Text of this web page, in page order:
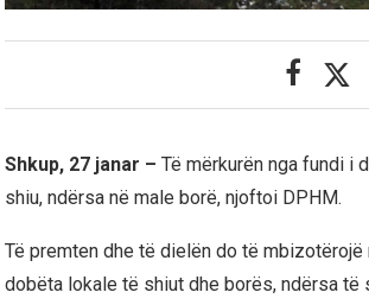
Shkup, 27 janar – Të mërkurën nga fundi i
shiu, ndërsa në male borë, njoftoi DPHM.
Të premten dhe të dielën do të
dobëta lokale të shiut dhe borës, ndërsa